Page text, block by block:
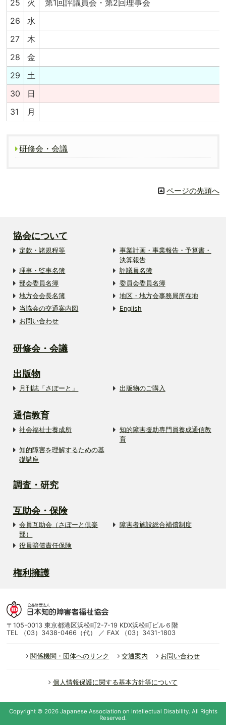
25
火
第1回評議員会・第2回理事会
26
水
27
木
28
金
29
土
30
日
31
月
研修会・会議
ページの先頭へ
協会について
定款・諸規程等
事業計画・事業報告・予算書・
決算報告
理事・監事名簿
評議員名簿
部会委員名簿
委員会委員名簿
地方会会長名簿
地区・地方会事務局所在地
当協会の交通案内図
English
お問い合わせ
研修会・会議
出版物
月刊誌「さぽーと」 出版物のご購入
通信教育
社会福祉士養成所
知的障害援助専門員養成通信教
育
知的障害を理解するための基
礎講座
調査・研究
互助会・保険
会員互助会（さぽーと倶楽
部）
障害者施設総合補償制度
役員賠償責任保険
権利擁護
〒105-0013 東京都港区浜松町2-7-19 KDX浜松町ビル６階
TEL （03）3438-0466（代） ／ FAX （03）3431-1803
関係機関・団体へのリンク 交通案内 お問い合わせ
個人情報保護に関する基本方針等について
Copyright © 2026 Japanese Association on Intellectual Disability.All Rights
Reserved.